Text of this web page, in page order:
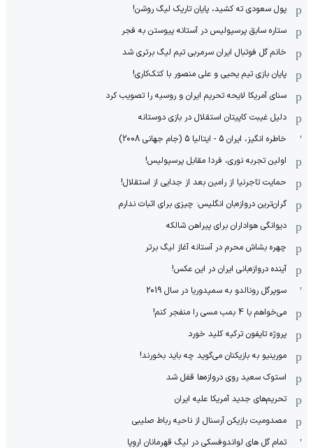
پول سعودی ته کشید، پایان تاریک لیگ روشن!
ستاره سابق پرسپولیس در آستانه پیوستن به فجر
خانم گل فوتبال ایران سرمربی تیم لیگ برتری شد
پایان بازی تیم یحیی و علی منصور با کتک‌کاری!
سنای آمریکا لایحه تحریم ایران و روسیه را تصویب کرد
دلیل غیبت کاپیتان استقلال در بازی دوستانه
خاطره انگیز، ایران 5 - ایتالیا 5 (جام جهانی 2008)
اولین تجربه نوری، فردا مقابل پرسپولیس!
حمایت تاجرنیا از رامین بعد از جدایی از استقلال!
گران‌ترین دروازه‌بان انگلیس: چیزی برای اثبات ندارم
دیوانگی هواداران برای پیراهن شالکه
چهره بشاش محرم در آستانه آغاز لیگ برتر
آینده دروازه‌بانی ایران در این عکس!
سوپرگل رونالدو به سمپدوریا در سال 2019
می‌خواهم با 4 بمب مسی را منفجر کنم!
پروژه تایفون ترکیه کلید خورد
مورینیو به بازیکنان می‌گوید چه باید بخورند!
استوک سعید روی دروازه‌ها قفل شد
تحریم‌های جدید آمریکا علیه ایران
مصدومیت بازیکن آرسنال از ناحیه رباط صلیبی
تمام گل های لواندوفسکی در لیگ قهرمانان اروپا